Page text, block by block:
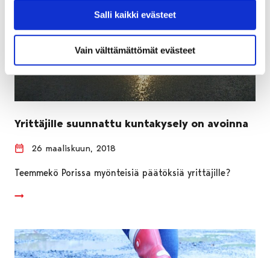
Salli kaikki evästeet
Vain välttämättömät evästeet
Yrittäjille suunnattu kuntakysely on avoinna
26 maaliskuun, 2018
Teemmekö Porissa myönteisiä päätöksiä yrittäjille?